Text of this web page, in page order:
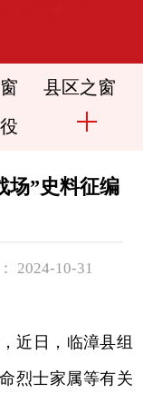
县区之窗
场”史料征编
2024-10-31
近日，临漳县组
烈士家属等有关